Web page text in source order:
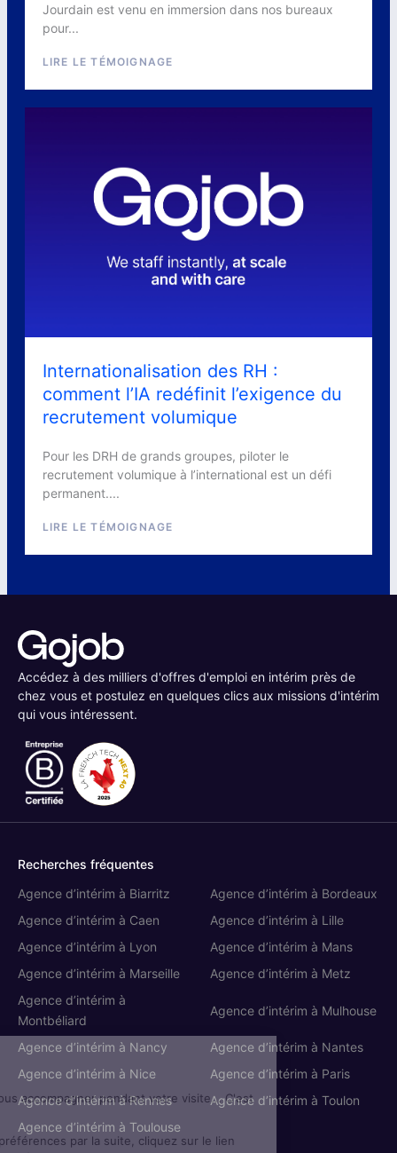
Cookies
On aimerait bien vous accompagner
pendant votre visite... C'est OK pour
Pour modifier vos préférences par la suite, cliquez sur le lien
Jourdain est venu en immersion dans nos bureaux
pour...
LIRE LE TÉMOIGNAGE
Internationalisation des RH :
comment l’IA redéfinit l’exigence du
recrutement volumique
Pour les DRH de grands groupes, piloter le
recrutement volumique à l’international est un défi
permanent....
LIRE LE TÉMOIGNAGE
Accédez à des milliers d'offres d'emploi en intérim près de
chez vous et postulez en quelques clics aux missions d'intérim
qui vous intéressent.
Recherches fréquentes
Agence d’intérim à Biarritz
Agence d’intérim à Bordeaux
Agence d’intérim à Caen
Agence d’intérim à Lille
Agence d’intérim à Lyon
Agence d’intérim à Mans
Agence d’intérim à Marseille
Agence d’intérim à Metz
Agence d’intérim à
Montbéliard
Agence d’intérim à Mulhouse
Agence d’intérim à Nancy
Agence d’intérim à Nantes
Agence d’intérim à Nice
Agence d’intérim à Paris
Agence d’intérim à Rennes
Agence d’intérim à Toulon
Agence d’intérim à Toulouse